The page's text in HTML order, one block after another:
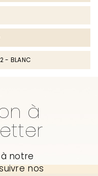
- BLANC
à
notre
nos